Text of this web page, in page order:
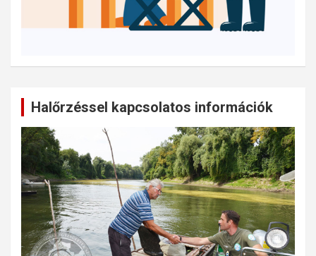
Halőrzéssel kapcsolatos információk